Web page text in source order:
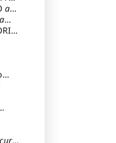
a
a